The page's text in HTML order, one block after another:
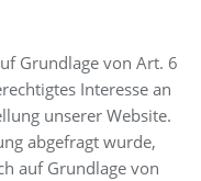
Grundlage von Art. 6
Interesse an
unserer Website.
abgefragt wurde,
auf Grundlage von